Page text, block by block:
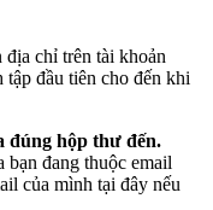
địa chỉ trên tài khoản
tập đầu tiên cho đến khi
đúng hộp thư đến.
bạn đang thuộc email
của mình tại đây nếu